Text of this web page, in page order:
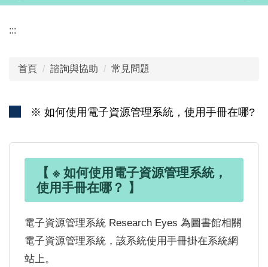
:::
首頁 諮詢與協助 常見問題
※ 如何使用電子資源管理系統，使用手冊在哪?
【 ※ 如何使用電子資源管理系統，
使用手冊在哪？ 】
電子資源管理系統 Research Eyes 為圖書館相關
電子資源管理系統，該系統使用手冊掛在系統網
站上。